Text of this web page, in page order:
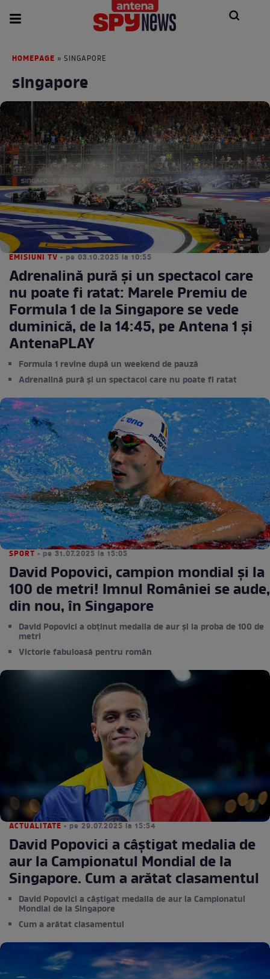
HOMEPAGE » SINGAPORE
singapore
EMISIUNI TV • pe 03.10.2025 la 10:55
Adrenalină pură și un spectacol care
nu poate fi ratat: Marele Premiu de
Formula 1 de la Singapore se vede
duminică, de la 14:45, pe Antena 1 și
AntenaPLAY
Formula 1 revine după un weekend de pauză
Adrenalină pură și un spectacol care nu poate fi ratat
SPORT • pe 31.07.2025 la 15:05
David Popovici, campion mondial și la
100 de metri! Imnul României se aude,
din nou, în Singapore
David Popovici a obținut medalia de aur și la proba de 100 de
metri
Victorie fabuloasă pentru român
ACTUALITATE • pe 29.07.2025 la 15:54
David Popovici a câștigat medalia de
aur la Campionatul Mondial de la
Singapore. Cum a arătat clasamentul
David Popovici a câștigat medalia de aur la Campionatul
Mondial de la Singapore
Cum a arătat clasamentul